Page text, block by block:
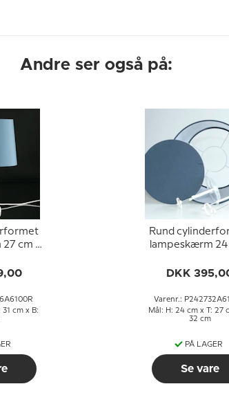
Andre ser også på:
27 cm i
31 cm x B:
Rund
lampeskærm 24
DKK
Varenr.:
Mål: H: 24 cm x T: 27
32 cm
PÅ LAGER
Se vare